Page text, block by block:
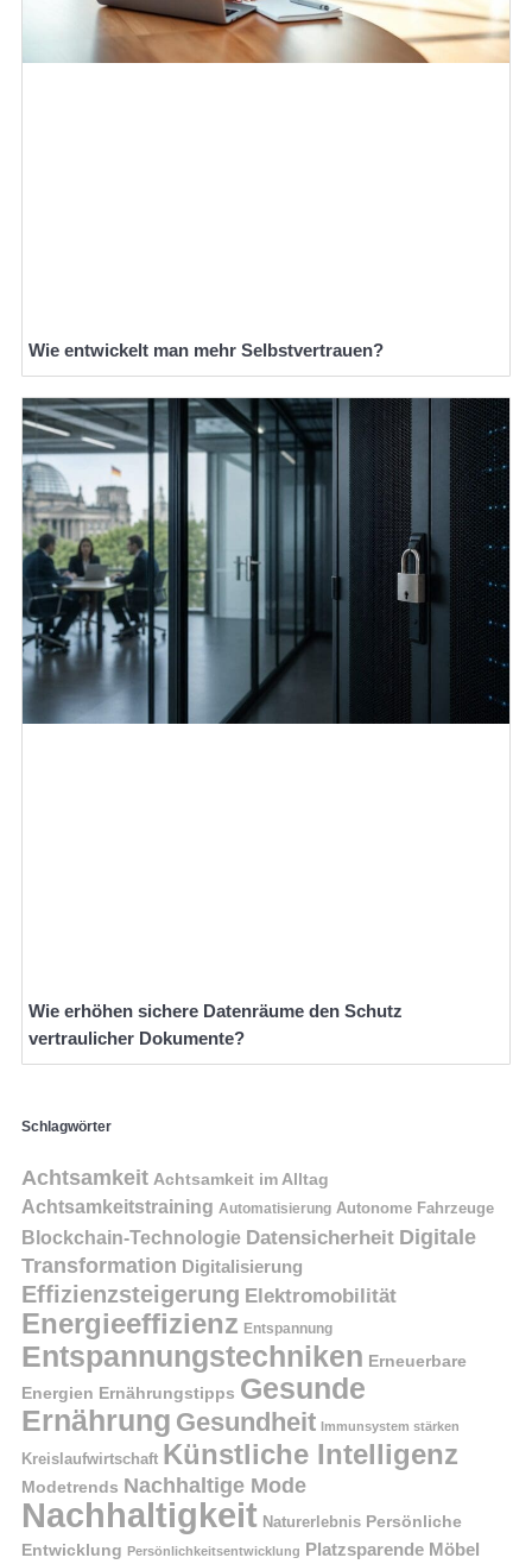
Wie entwickelt man mehr Selbstvertrauen?
Wie erhöhen sichere Datenräume den Schutz
vertraulicher Dokumente?
Schlagwörter
Achtsamkeit Achtsamkeit im Alltag
Achtsamkeitstraining Automatisierung Autonome Fahrzeuge
Blockchain-Technologie Datensicherheit Digitale
Transformation Digitalisierung
Effizienzsteigerung Elektromobilität
Energieeffizienz Entspannung
Entspannungstechniken Erneuerbare
Energien Ernährungstipps Gesunde
Ernährung Gesundheit Immunsystem stärken
Kreislaufwirtschaft Künstliche Intelligenz
Modetrends Nachhaltige Mode
Nachhaltigkeit Naturerlebnis Persönliche
Entwicklung Persönlichkeitsentwicklung Platzsparende Möbel